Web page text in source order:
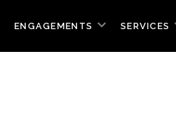
ENGAGEMENTS SERVICES